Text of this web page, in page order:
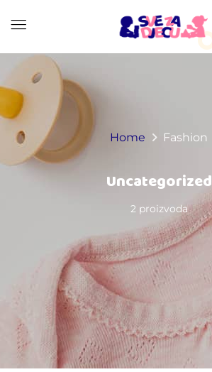
Home Fashion
Uncategorized
2 proizvoda